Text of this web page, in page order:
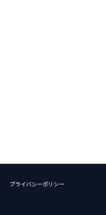
プライバシーポリシー